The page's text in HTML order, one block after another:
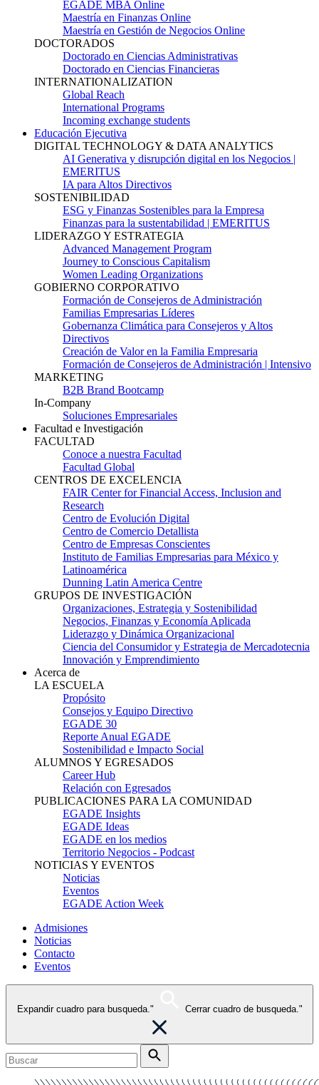
EGADE MBA Online
Maestría en Finanzas Online
Maestría en Gestión de Negocios Online
DOCTORADOS
Doctorado en Ciencias Administrativas
Doctorado en Ciencias Financieras
INTERNATIONALIZATION
Global Reach
International Programs
Incoming exchange students
Educación Ejecutiva
DIGITAL TECHNOLOGY & DATA ANALYTICS
AI Generativa y disrupción digital en los Negocios |
EMERITUS
IA para Altos Directivos
SOSTENIBILIDAD
ESG y Finanzas Sostenibles para la Empresa
Finanzas para la sustentabilidad | EMERITUS
LIDERAZGO Y ESTRATEGIA
Advanced Management Program
Journey to Conscious Capitalism
Women Leading Organizations
GOBIERNO CORPORATIVO
Formación de Consejeros de Administración
Familias Empresarias Líderes
Gobernanza Climática para Consejeros y Altos
Directivos
Creación de Valor en la Familia Empresaria
Formación de Consejeros de Administración | Intensivo
MARKETING
B2B Brand Bootcamp
In-Company
Soluciones Empresariales
Facultad e Investigación
FACULTAD
Conoce a nuestra Facultad
Facultad Global
CENTROS DE EXCELENCIA
FAIR Center for Financial Access, Inclusion and
Research
Centro de Evolución Digital
Centro de Comercio Detallista
Centro de Empresas Conscientes
Instituto de Familias Empresarias para México y
Latinoamérica
Dunning Latin America Centre
GRUPOS DE INVESTIGACIÓN
Organizaciones, Estrategia y Sostenibilidad
Negocios, Finanzas y Economía Aplicada
Liderazgo y Dinámica Organizacional
Ciencia del Consumidor y Estrategia de Mercadotecnia
Innovación y Emprendimiento
Acerca de
LA ESCUELA
Propósito
Consejos y Equipo Directivo
EGADE 30
Reporte Anual EGADE
Sostenibilidad e Impacto Social
ALUMNOS Y EGRESADOS
Career Hub
Relación con Egresados
PUBLICACIONES PARA LA COMUNIDAD
EGADE Insights
EGADE Ideas
EGADE en los medios
Territorio Negocios - Podcast
NOTICIAS Y EVENTOS
Noticias
Eventos
EGADE Action Week
Admisiones
Noticias
Contacto
Eventos
Expandir cuadro para busqueda." Cerrar cuadro de busqueda."